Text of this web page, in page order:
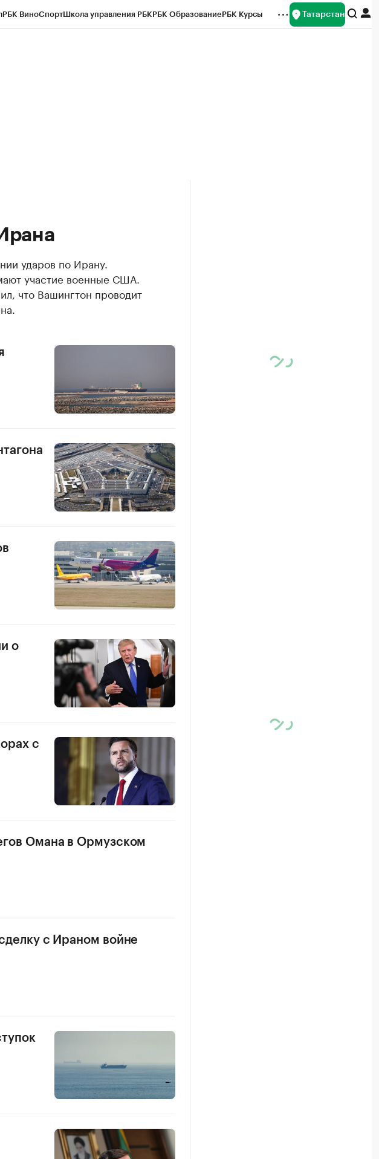
РБК ВиноСпортШкола управления РБКРБК ОбразованиеРБК Курсы Татарстан
ударов по Ирану.
участие военные США.
что Вашингтон проводит
о
с
Омана в Ормузском
с Ираном войне